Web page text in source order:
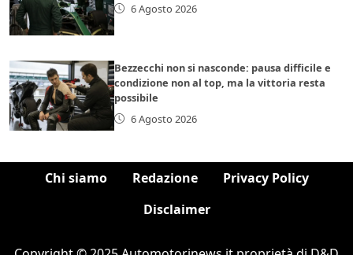
6 Agosto 2026
Bezzecchi non si nasconde: pausa difficile e
condizione non al top, ma la vittoria resta
possibile
6 Agosto 2026
Chi siamo Redazione
Privacy Policy
Disclaimer